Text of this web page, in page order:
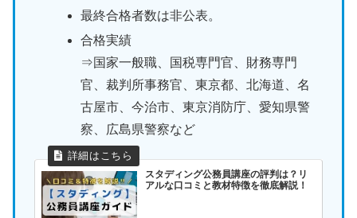
最終合格者数は非公表。
合格実績
⇒国家一般職、国税専門官、財務専門
官、裁判所事務官、東京都、北海道、名
古屋市、今治市、東京消防庁、愛知県警
察、広島県警察など
スタディング公務員講座の評判は？リ
アルな口コミと教材特徴を徹底解説！